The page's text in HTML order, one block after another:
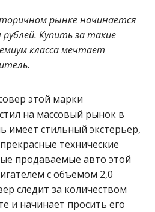
рынке начинается
Купить за такие
класса мечтает
этой марки
на массовый рынок в
имеет стильный экстерьер,
технические
продаваемые авто этой
с объемом 2,0
следит за количеством
и начинает просить его